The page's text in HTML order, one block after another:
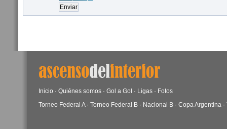
Inicio · Quiénes somos · Gol a Gol · Ligas · Fotos
Torneo Federal A· Torneo Federal B · Nacional B · Copa Argentina ·